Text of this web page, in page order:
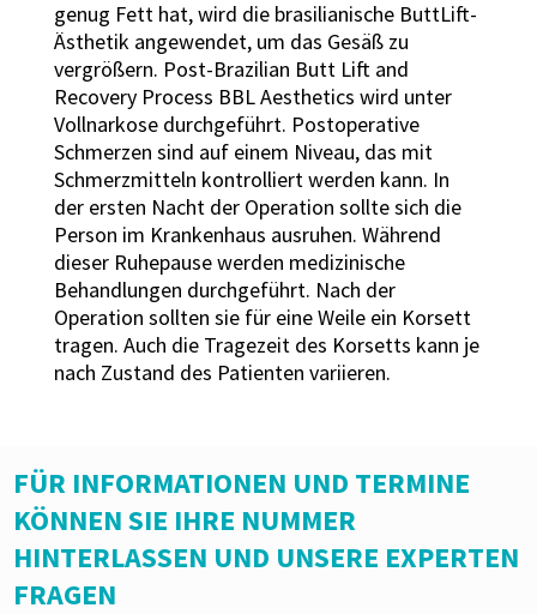
genug Fett hat, wird die brasilianische ButtLift-
Ästhetik angewendet, um das Gesäß zu
vergrößern. Post-Brazilian Butt Lift and
Recovery Process BBL Aesthetics wird unter
Vollnarkose durchgeführt. Postoperative
Schmerzen sind auf einem Niveau, das mit
Schmerzmitteln kontrolliert werden kann. In
der ersten Nacht der Operation sollte sich die
Person im Krankenhaus ausruhen. Während
dieser Ruhepause werden medizinische
Behandlungen durchgeführt. Nach der
Operation sollten sie für eine Weile ein Korsett
tragen. Auch die Tragezeit des Korsetts kann je
nach Zustand des Patienten variieren.
FÜR INFORMATIONEN UND TERMINE
KÖNNEN SIE IHRE NUMMER
HINTERLASSEN UND UNSERE EXPERTEN
FRAGEN